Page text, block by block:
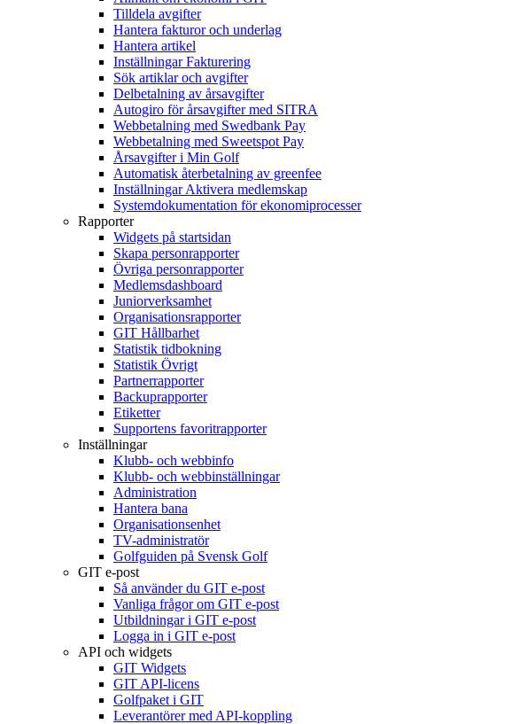
Tilldela avgifter
Hantera fakturor och underlag
Hantera artikel
Inställningar Fakturering
Sök artiklar och avgifter
Delbetalning av årsavgifter
Autogiro för årsavgifter med SITRA
Webbetalning med Swedbank Pay
Webbetalning med Sweetspot Pay
Årsavgifter i Min Golf
Automatisk återbetalning av greenfee
Inställningar Aktivera medlemskap
Systemdokumentation för ekonomiprocesser
Rapporter
Widgets på startsidan
Skapa personrapporter
Övriga personrapporter
Medlemsdashboard
Juniorverksamhet
Organisationsrapporter
GIT Hållbarhet
Statistik tidbokning
Statistik Övrigt
Partnerrapporter
Backuprapporter
Etiketter
Supportens favoritrapporter
Inställningar
Klubb- och webbinfo
Klubb- och webbinställningar
Administration
Hantera bana
Organisationsenhet
TV-administratör
Golfguiden på Svensk Golf
GIT e-post
Så använder du GIT e-post
Vanliga frågor om GIT e-post
Utbildningar i GIT e-post
Logga in i GIT e-post
API och widgets
GIT Widgets
GIT API-licens
Golfpaket i GIT
Leverantörer med API-koppling